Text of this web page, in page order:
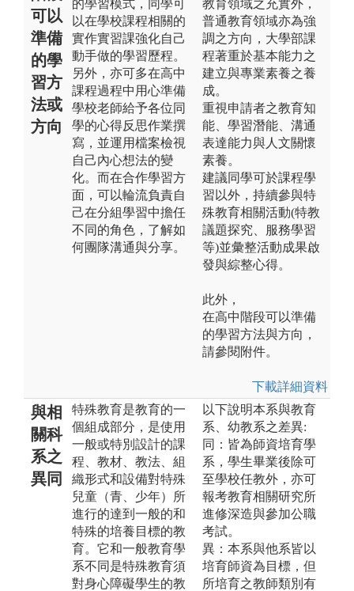
可以
準備
的學
習方
法或
方向
的學習模式，同學可
以在學校課程相關的
實作實習課強化自己
動手做的學習歷程。
另外，亦可多在高中
課程過程中用心準備
學校老師給予各位同
學的心得反思作業撰
寫，並運用檔案檢視
自己內心想法的變
化。而在合作學習方
面，可以輪流負責自
己在分組學習中擔任
不同的角色，了解如
何團隊溝通與分享。
教育領域之充實外，
普通教育領域亦為強
調之方向，大學部課
程著重於基本能力之
建立與專業素養之養
成。
重視申請者之教育知
能、學習潛能、溝通
表達能力與人文關懷
素養。
建議同學可於課程學
習以外，持續參與特
殊教育相關活動(特教
議題探究、服務學習
等)並彙整活動成果啟
發與綜整心得。
此外，
在高中階段可以準備
的學習方法與方向，
請參閱附件。
下載詳細資料
與相
關科
系之
異同
特殊教育是教育的一
個組成部分，是使用
一般或特別設計的課
程、教材、教法、組
織形式和設備對特殊
兒童（青、少年）所
進行的達到一般的和
特殊的培養目標的教
育。它和一般教育學
系不同是特殊教育須
對身心障礙學生的教
以下說明本系與教育
系、幼教系之差異:
同：皆為師資培育學
系，學生畢業後除可
至學校任教外，亦可
報考教育相關研究所
進修深造與參加公職
考試。
異：本系與他系皆以
培育師資為目標，但
所培育之教師類別有